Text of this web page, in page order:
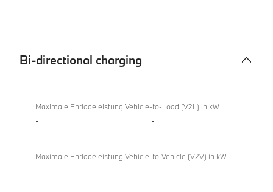
Bi-directional charging
directional
charging
xDrive20i
Maximale Entladeleistung Vehicle-to-Load (V2L) in kW
- -
Maximale Entladeleistung Vehicle-to-Vehicle (V2V) in kW
- -